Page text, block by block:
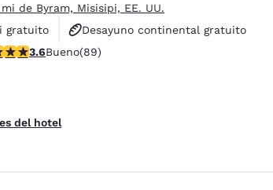
India
mi de Byram, Misisipi, EE. UU.
gratuito
Desayuno continental gratuito
aceptan mascotas
de 3.56 estrellas. Bueno. 89 reseñas
3.6Bueno(89)
del hotel